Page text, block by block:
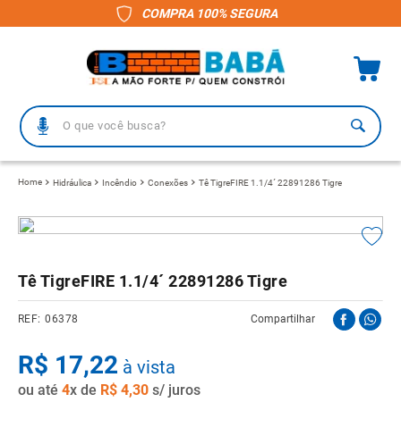
COMPRA 100% SEGURA
O que você busca?
Hidráulica Incêndio Conexões Tê TigreFIRE 1.1/4´ 22891286 Tigre
Tê TigreFIRE 1.1/4´ 22891286 Tigre
06378 Compartilhar
R$ 17,22 à vista
ou até 4x de R$ 4,30 s/ juros
2º porcelanato
5 º gabinete banheiro
6º telha fibrocimento
7º revestimento